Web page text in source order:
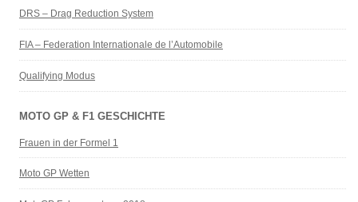
DRS – Drag Reduction System
FIA – Federation Internationale de l’Automobile
Qualifying Modus
MOTO GP & F1 GESCHICHTE
Frauen in der Formel 1
Moto GP Wetten